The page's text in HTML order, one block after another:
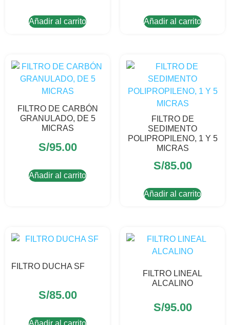
Añadir al carrito Añadir al carrito
FILTRO DE CARBÓN
GRANULADO, DE 5
MICRAS
S/95.00
Añadir al carrito
FILTRO DE
SEDIMENTO
POLIPROPILENO, 1 Y 5
MICRAS
S/85.00
Añadir al carrito
FILTRO DUCHA SF
S/85.00
Añadir al carrito
FILTRO LINEAL
ALCALINO
S/95.00